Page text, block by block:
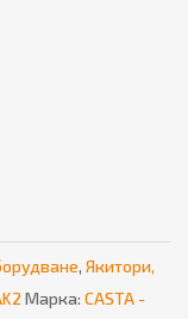
, Якитори,
Марка: CASTA -